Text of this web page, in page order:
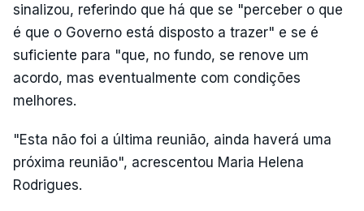
sinalizou, referindo que há que se "perceber o que
é que o Governo está disposto a trazer" e se é
suficiente para "que, no fundo, se renove um
acordo, mas eventualmente com condições
melhores.
"Esta não foi a última reunião, ainda haverá uma
próxima reunião", acrescentou Maria Helena
Rodrigues.